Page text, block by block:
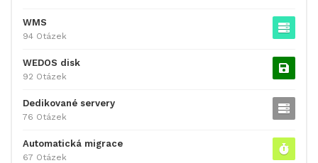
WMS
94 Otázek
WEDOS disk
92 Otázek
Dedikované servery
76 Otázek
Automatická migrace
67 Otázek